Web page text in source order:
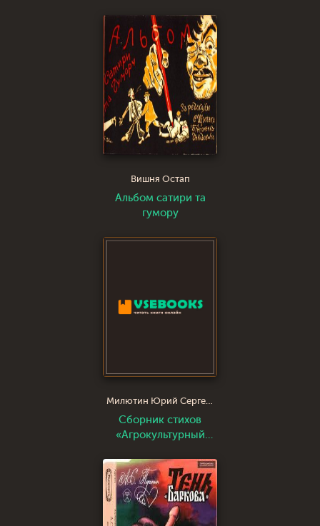
Вишня Остап
Альбом сатири та
гумору
Милютин Юрий Сергеевич
Сборник стихов
«Агрокультурный
села»